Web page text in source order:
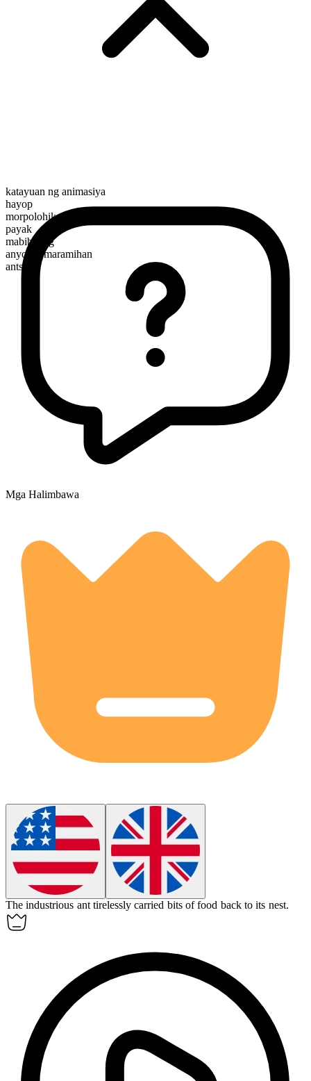
katayuan ng animasiya
hayop
morpolohikal na kayarian
payak
mabibilang
anyo ng maramihan
ants
Mga Halimbawa
The industrious ant tirelessly carried bits of food back to its nest.